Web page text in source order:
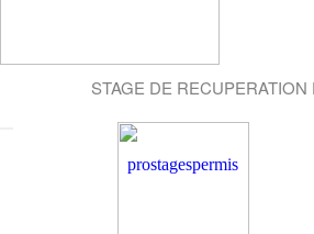
STAGE DE RECUPERATION